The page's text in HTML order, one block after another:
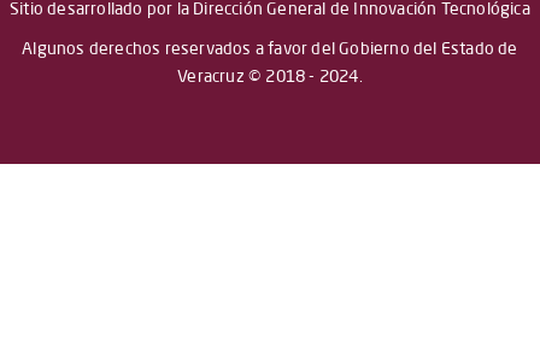
Sitio desarrollado por la Dirección General de Innovación Tecnológica
Algunos derechos reservados a favor del Gobierno del Estado de
Veracruz © 2018 - 2024.